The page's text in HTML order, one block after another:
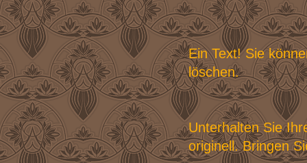
Ein Text! Sie
löschen.
Unterhalten Sie
originell. Bringen